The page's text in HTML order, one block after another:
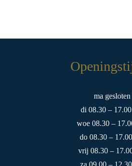
ma gesloten
di 08.30 –
woe 08.30 –
do 08.30 –
vrij 08.30 –